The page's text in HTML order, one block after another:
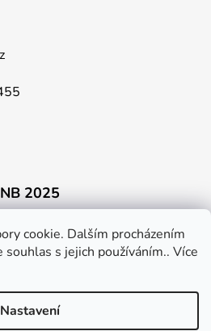
cookie. Dalším procházením
s jejich používáním.. Více
Nastavení
2025
a př...
mincí mimo EU
minci Wie...